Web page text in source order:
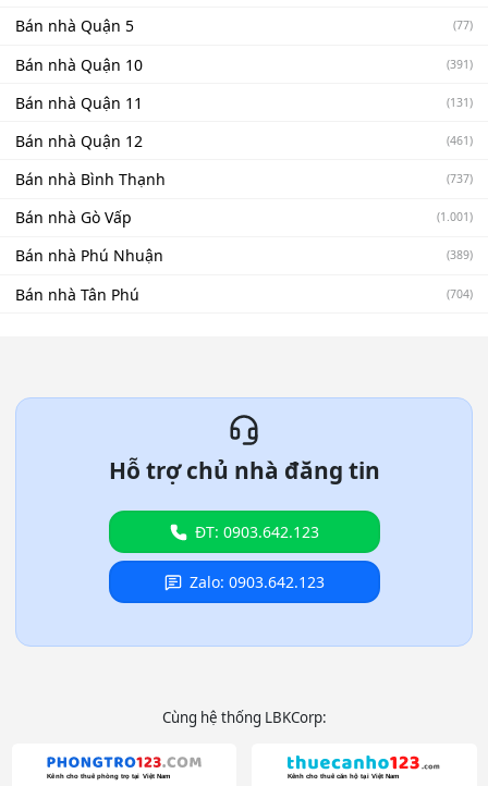
Bán nhà Quận 5 (77)
Bán nhà Quận 10 (391)
Bán nhà Quận 11 (131)
Bán nhà Quận 12 (461)
Bán nhà Bình Thạnh (737)
Bán nhà Gò Vấp (1.001)
Bán nhà Phú Nhuận (389)
Bán nhà Tân Phú (704)
Hỗ trợ chủ nhà đăng tin
ĐT: 0903.642.123
Zalo: 0903.642.123
Cùng hệ thống LBKCorp: